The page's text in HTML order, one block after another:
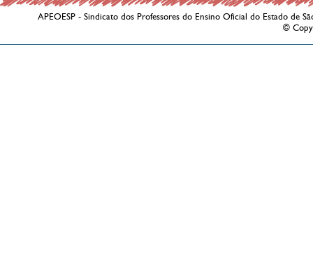
APEOESP - Sindicato dos Professores do Ensino Oficial do Estado de
©